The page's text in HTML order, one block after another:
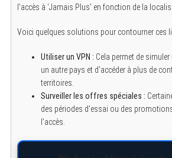
l’accès à ‘Jamais Plus’ en fonction de la
Voici quelques solutions pour contourner ces
Utiliser un VPN : Cela permet de
un autre pays et d’accéder à plus de
territoires.
Surveiller les offres spéciales :
des périodes d’essai ou des
l’accès.